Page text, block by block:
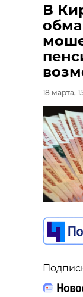
В
18 марта,